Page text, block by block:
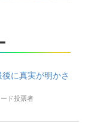
に真実が明かさ
ド投票者